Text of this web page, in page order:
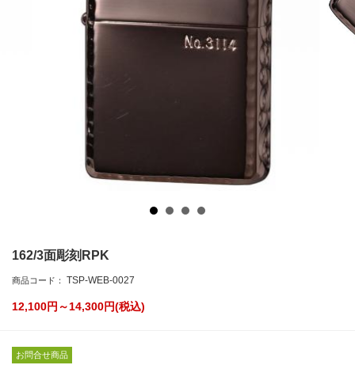
162/3面彫刻RPK
商品コード： TSP-WEB-0027
12,100円～14,300円(税込)
お問合せ商品